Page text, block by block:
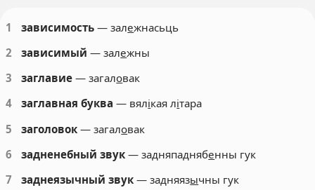
1 зависимость — залежнасьць
2
зависимый — залежны
3
заглавие — загаловак
4
заглавная буква — вялікая літара
5
заголовок — загаловак
6
задненебный звук — задняпаднябенны гук
7
заднеязычный звук — задняязычны гук